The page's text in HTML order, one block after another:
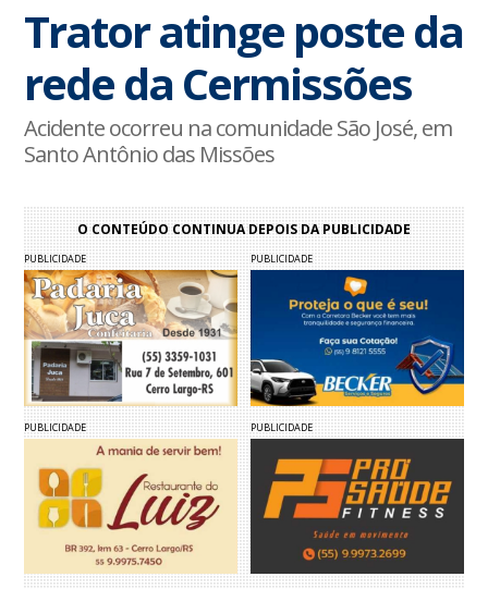
Trator atinge poste da
rede da Cermissões
Acidente ocorreu na comunidade São José, em
Santo Antônio das Missões
O CONTEÚDO CONTINUA DEPOIS DA PUBLICIDADE
PUBLICIDADE PUBLICIDADE
PUBLICIDADE PUBLICIDADE